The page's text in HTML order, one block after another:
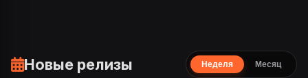
Новые релизы Неделя Месяц